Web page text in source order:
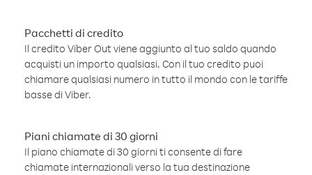
Pacchetti di credito
Il credito Viber Out viene aggiunto al tuo saldo quando
acquisti un importo qualsiasi. Con il tuo credito puoi
chiamare qualsiasi numero in tutto il mondo con le tariffe
basse di Viber.
Piani chiamate di 30 giorni
Il piano chiamate di 30 giorni ti consente di fare
chiamate internazionali verso la tua destinazione